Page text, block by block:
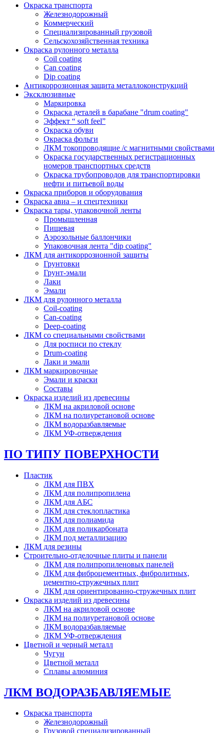
Окраска транспорта
Железнодорожный
Коммерческий
Специализированный грузовой
Сельскохозяйственная техника
Окраска рулонного металла
Coil coating
Can coating
Dip coating
Антикоррозионная защита металлоконструкций
Эксклюзивные
Маркировка
Окраска деталей в барабане "drum coating"
Эффект “ soft feel”
Окраска обуви
Окраска фольги
ЛКМ токопроводящие /с магнитными свойствами
Окраска государственных регистрационных
номеров транспортных средств
Окраска трубопроводов для транспортировки
нефти и питьевой воды
Окраска приборов и оборудования
Окраска авиа – и спецтехники
Окраска тары, упаковочной ленты
Промышленная
Пищевая
Аэрозольные баллончики
Упаковочная лента "dip coating"
ЛКМ для антикоррозионной защиты
Грунтовки
Грунт-эмали
Лаки
Эмали
ЛКМ для рулонного металла
Coil-coating
Can-coating
Deep-coating
ЛКМ со специальными свойствами
Для росписи по стеклу
Drum-coating
Лаки и эмали
ЛКМ маркировочные
Эмали и краски
Составы
Окраска изделий из древесины
ЛКМ на акриловой основе
ЛКМ на полиуретановой основе
ЛКМ водоразбавляемые
ЛКМ УФ-отверждения
ПО ТИПУ ПОВЕРХНОСТИ
Пластик
ЛКМ для ПВХ
ЛКМ для полипропилена
ЛКМ для АБС
ЛКМ для стеклопластика
ЛКМ для полиамида
ЛКМ для поликарбоната
ЛКМ под металлизацию
ЛКМ для резины
Строительно-отделочные плиты и панели
ЛКМ для полипропиленовых панелей
ЛКМ для фиброцементных, фибролитных,
цементно-стружечных плит
ЛКМ для ориентированно-стружечных плит
Окраска изделий из древесины
ЛКМ на акриловой основе
ЛКМ на полиуретановой основе
ЛКМ водоразбавляемые
ЛКМ УФ-отверждения
Цветной и черный металл
Чугун
Цветной металл
Сплавы алюминия
ЛКМ ВОДОРАЗБАВЛЯЕМЫЕ
Окраска транспорта
Железнодорожный
Грузовой специализированный